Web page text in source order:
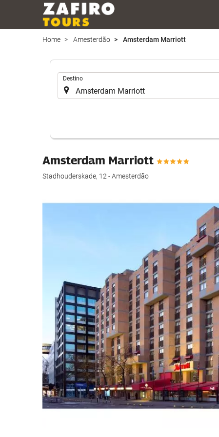
Home Amesterdão Amsterdam Marriott
Destino
Amsterdam Marriott
Stadhouderskade, 12 - Amesterdão